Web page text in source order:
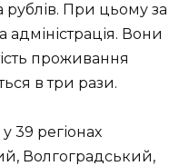
рублів. При цьому за
Вони
проживання
в три рази.
39 регіонах
Волгоградський,